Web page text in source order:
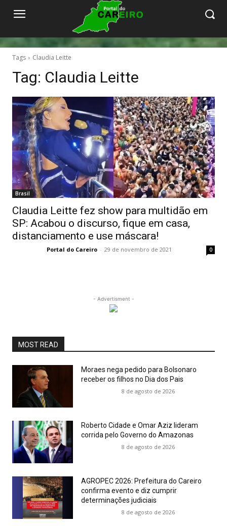
Tags Claudia Leitte
Tag: Claudia Leitte
Brasil
Claudia Leitte fez show para multidão em
SP: Acabou o discurso, fique em casa,
distanciamento e use máscara!
Portal do Careiro - 29 de novembro de 2021 0
- Advertisment -
MOST READ
Moraes nega pedido para Bolsonaro
receber os filhos no Dia dos Pais
8 de agosto de 2026
Roberto Cidade e Omar Aziz lideram
corrida pelo Governo do Amazonas
8 de agosto de 2026
AGROPEC 2026: Prefeitura do Careiro
confirma evento e diz cumprir
determinações judiciais
8 de agosto de 2026